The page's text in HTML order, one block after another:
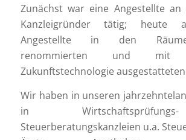
Zunächst war eine Angestellte
Kanzleigründer tätig; heute
Angestellte in den
renommierten und mit
Zukunftstechnologie ausgestatteten
Wir haben in unseren
in
Steuerberatungskanzleien u.a.